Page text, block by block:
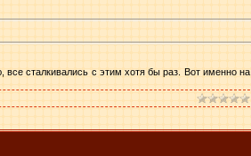
сталкивались с этим хотя бы раз. Вот именно на